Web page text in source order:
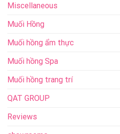
Miscellaneous
Muối Hồng
Muối hồng ẩm thực
Muối hồng Spa
Muối hồng trang trí
QAT GROUP
Reviews